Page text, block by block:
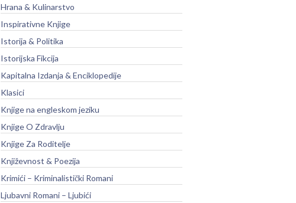
Hrana & Kulinarstvo
Inspirativne Knjige
Istorija & Politika
Istorijska Fikcija
Kapitalna Izdanja & Enciklopedije
Klasici
Knjige na engleskom jeziku
Knjige O Zdravlju
Knjige Za Roditelje
Književnost & Poezija
Krimići – Kriminalistički Romani
Ljubavni Romani – Ljubići